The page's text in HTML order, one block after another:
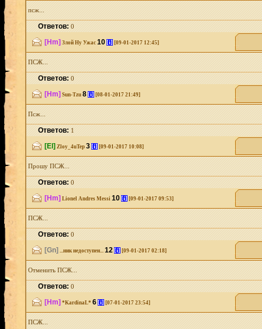
псж...
Ответов:0
[Hm] Злой Ну Ужас 10 [i] [09-01-2017 12:45]
ПСЖ...
Ответов:0
[Hm] Sun-Tzu 8 [i] [08-01-2017 21:49]
Псж...
Ответов:1
[El] Zloy_4uTep 3 [i] [09-01-2017 10:08]
Прошу ПСЖ...
Ответов:0
[Hm] Lionel Andres Messi 10 [i] [09-01-2017 09:53]
ПСЖ...
Ответов:0
[Gn] ...ник недоступен... 12 [i] [09-01-2017 02:18]
Отменить ПСЖ...
Ответов:0
[Hm] *KardinaL* 6 [i] [07-01-2017 23:54]
ПСЖ...